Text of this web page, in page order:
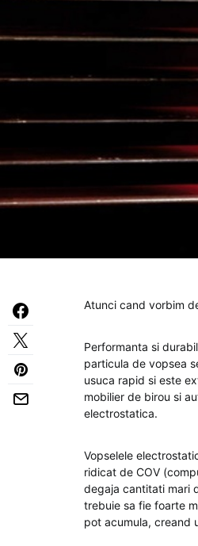
Atunci cand vorbim
Performanta si
particula de vopsea
usuca rapid si este
mobilier de birou si
electrostatica.
Vopselele
ridicat de COV
degaja cantitati mari
trebuie sa fie foarte
pot acumula, creand